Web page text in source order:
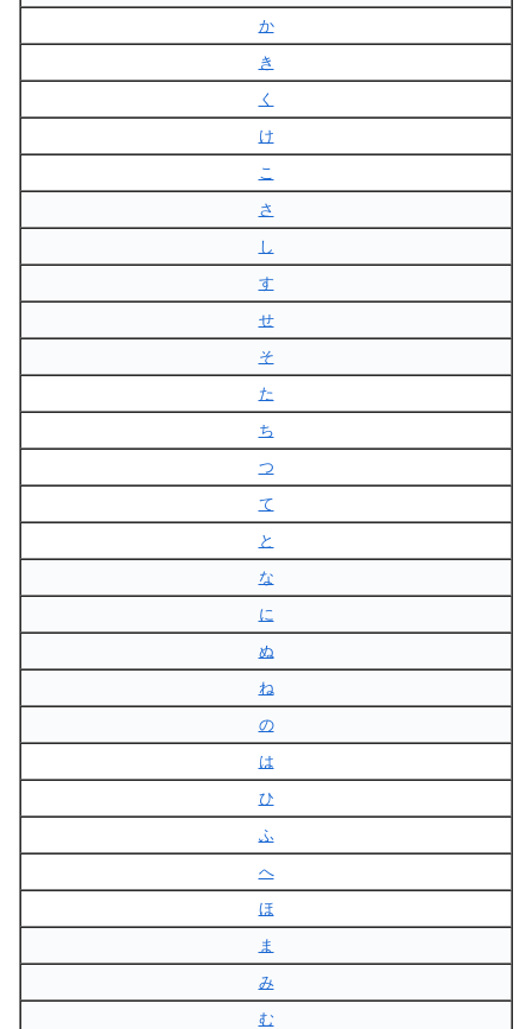
か
き
く
け
こ
さ
し
す
せ
そ
た
ち
つ
て
と
な
に
ぬ
ね
の
は
ひ
ふ
へ
ほ
ま
み
む